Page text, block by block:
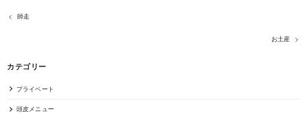
師走
お土産
カテゴリー
プライベート
頭皮メニュー